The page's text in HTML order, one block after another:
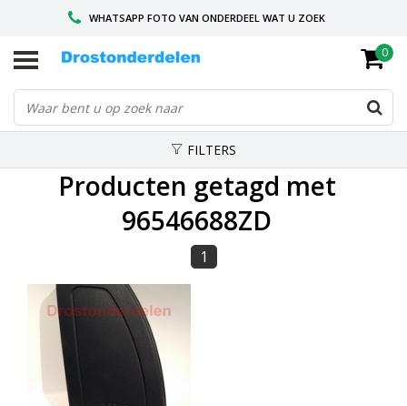
WHATSAPP FOTO VAN ONDERDEEL WAT U ZOEK
VOOR 16.00 BESTELD, VANDAAG VERZONDEN
GESPECIALISEERD PEUGEOT
0
FILTERS
Producten getagd met
96546688ZD
1